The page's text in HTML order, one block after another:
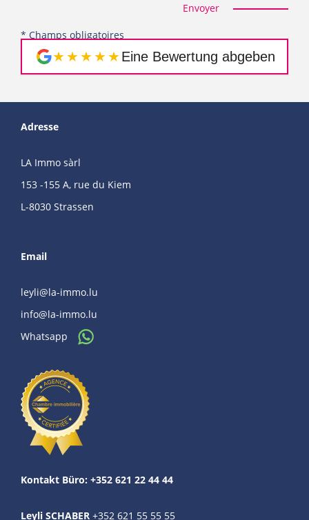
Envoyer
* Champs obligatoires
★★★★★Eine Bewertung abgeben
Adresse
LA Immo sàrl
153 -155 A, rue du Kiem
L-8030 Strassen
Email
leyli@la-immo.lu
info@la-immo.lu
Whatsapp
Kontakt Büro: +352 621 22 44 44
Leyli SCHABER +352 621 55 55 55